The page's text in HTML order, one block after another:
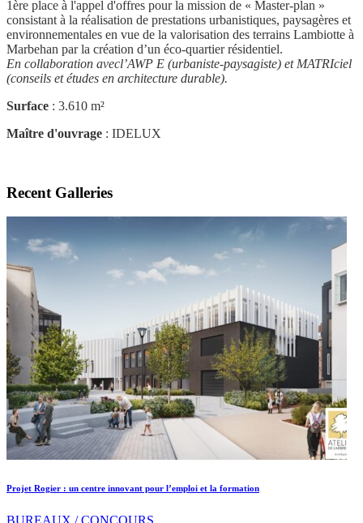
1ère place à l'appel d'offres pour la mission de « Master-plan »
consistant à la réalisation de prestations urbanistiques, paysagères et
environnementales en vue de la valorisation des terrains Lambiotte à
Marbehan par la création d’un éco-quartier résidentiel.
En collaboration avecl’AWP E (urbaniste-paysagiste) et MATRIciel
(conseils et études en architecture durable).
Surface : 3.610 m²
Maître d'ouvrage : IDELUX
Recent Galleries
Projet Rogier : un centre innovant pour l’emploi et la formation